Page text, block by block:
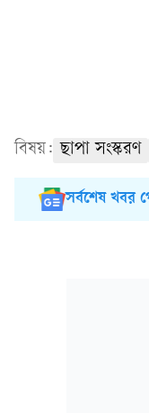
বিষয়: ছাপা সংস্করণ
সর্বশেষ